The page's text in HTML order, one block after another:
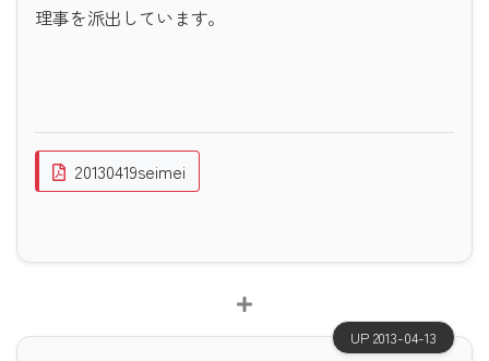
理事を派出しています。
20130419seimei
UP 2013-04-13